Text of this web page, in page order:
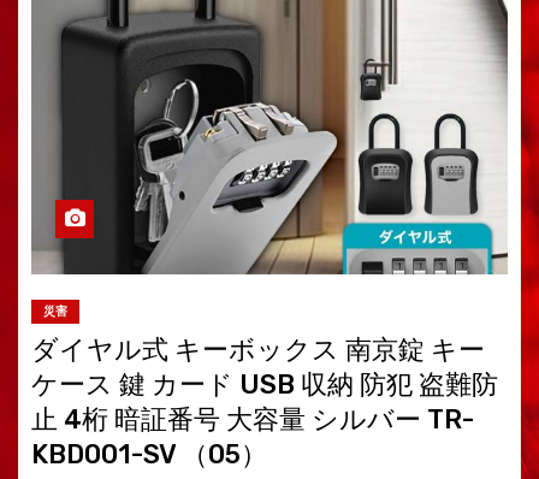
災害
ダイヤル式 キーボックス 南京錠 キー
ケース 鍵 カード USB 収納 防犯 盗難防
止 4桁 暗証番号 大容量 シルバー TR-
KBD001-SV （05）